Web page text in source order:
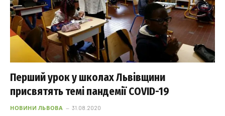
Перший урок у школах Львівщини
присвятять темі пандемії COVID-19
НОВИНИ ЛЬВОВА 31.08.2020